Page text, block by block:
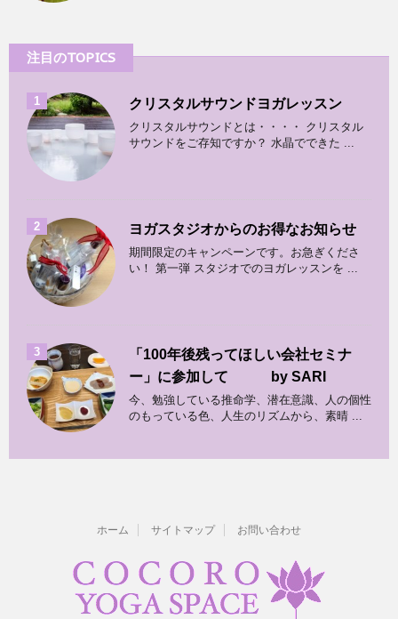
注目のTOPICS
1 クリスタルサウンドヨガレッスン
クリスタルサウンドとは・・・・ クリスタル
サウンドをご存知ですか？ 水晶でできた ...
2 ヨガスタジオからのお得なお知らせ
期間限定のキャンペーンです。お急ぎくださ
い！ 第一弾 スタジオでのヨガレッスンを ...
3
「100年後残ってほしい会社セミナ
ー」に参加して by SARI
今、勉強している推命学、潜在意識、人の個性
のもっている色、人生のリズムから、素晴 ...
ホーム サイトマップ お問い合わせ